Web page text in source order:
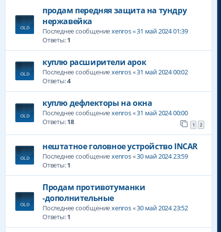
продам передняя защита на тундру
нержавейка
Последнее сообщениеxenros«31 май 2024 01:39
Ответы:1
куплю расширители арок
Последнее сообщениеxenros«31 май 2024 00:02
Ответы:4
куплю дефлекторы на окна
Последнее сообщениеxenros«31 май 2024 00:00
Ответы:18 1 2
нештатное головное устройство INCAR
Последнее сообщениеxenros«30 май 2024 23:59
Ответы:1
Продам противотуманки
-дополнительные
Последнее сообщениеxenros«30 май 2024 23:52
Ответы:1